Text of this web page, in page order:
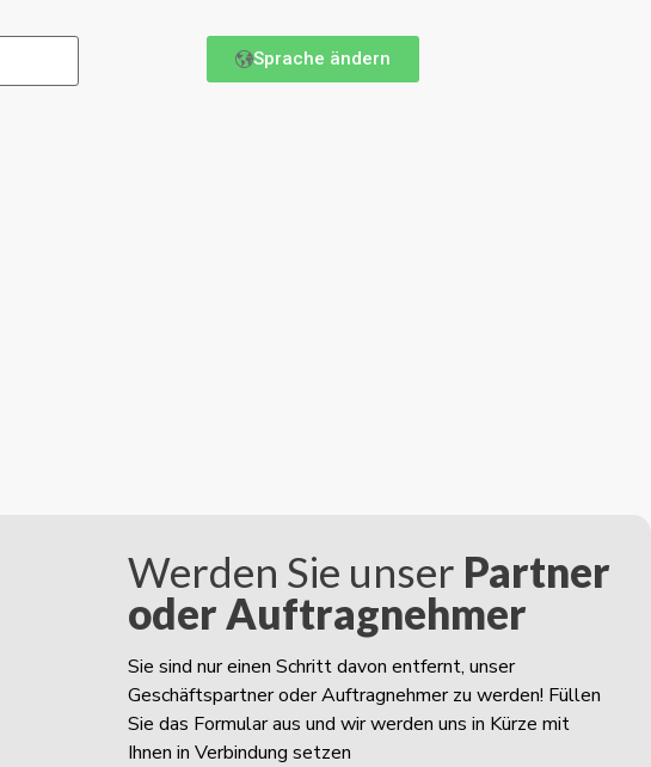
Sprache ändern
Werden Sie unser Partner
oder Auftragnehmer
Sie sind nur einen Schritt davon entfernt, unser
Geschäftspartner oder Auftragnehmer zu werden! Füllen
Sie das Formular aus und wir werden uns in Kürze mit
Ihnen in Verbindung setzen